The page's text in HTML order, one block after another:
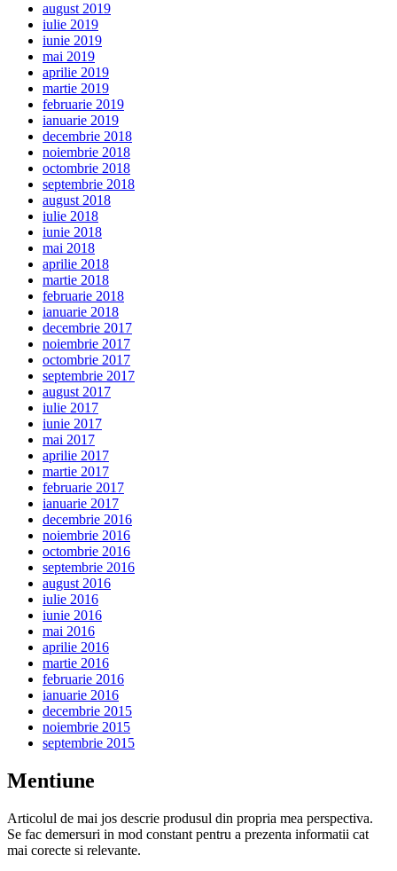
august 2019
iulie 2019
iunie 2019
mai 2019
aprilie 2019
martie 2019
februarie 2019
ianuarie 2019
decembrie 2018
noiembrie 2018
octombrie 2018
septembrie 2018
august 2018
iulie 2018
iunie 2018
mai 2018
aprilie 2018
martie 2018
februarie 2018
ianuarie 2018
decembrie 2017
noiembrie 2017
octombrie 2017
septembrie 2017
august 2017
iulie 2017
iunie 2017
mai 2017
aprilie 2017
martie 2017
februarie 2017
ianuarie 2017
decembrie 2016
noiembrie 2016
octombrie 2016
septembrie 2016
august 2016
iulie 2016
iunie 2016
mai 2016
aprilie 2016
martie 2016
februarie 2016
ianuarie 2016
decembrie 2015
noiembrie 2015
septembrie 2015
Mentiune
Articolul de mai jos descrie produsul din propria mea perspectiva.
Se fac demersuri in mod constant pentru a prezenta informatii cat
mai corecte si relevante.